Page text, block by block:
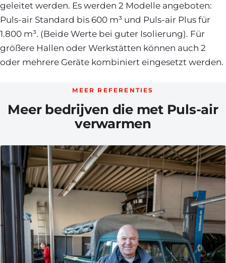
geleitet werden. Es werden 2 Modelle angeboten:
Puls-air Standard bis 600 m³ und Puls-air Plus für
1.800 m³. (Beide Werte bei guter Isolierung). Für
größere Hallen oder Werkstätten können auch 2
oder mehrere Geräte kombiniert eingesetzt werden.
MEER REFERENTIES
Meer bedrijven die met Puls-air
verwarmen